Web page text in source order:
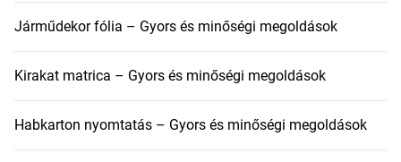
Járműdekor fólia – Gyors és minőségi megoldások
Kirakat matrica – Gyors és minőségi megoldások
Habkarton nyomtatás – Gyors és minőségi megoldások